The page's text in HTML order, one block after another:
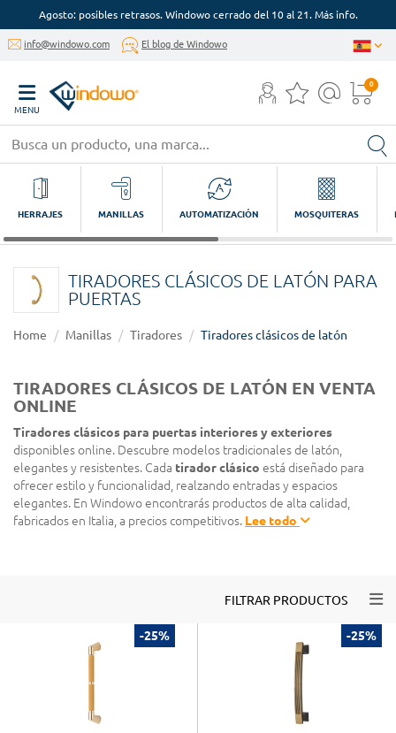
Agosto: posibles retrasos. Windowo cerrado del 10 al 21. Más info.
info@windowo.com El blog de Windowo
MENU
0
HERRAJES MANILLAS AUTOMATIZACIÓN MOSQUITERAS
TIRADORES CLÁSICOS DE LATÓN PARA
PUERTAS
Home Manillas Tiradores Tiradores clásicos de latón
TIRADORES CLÁSICOS DE LATÓN EN VENTA
ONLINE
Tiradores clásicos para puertas interiores y exteriores
disponibles online. Descubre modelos tradicionales de latón,
elegantes y resistentes. Cada tirador clásico está diseñado para
ofrecer estilo y funcionalidad, realzando entradas y espacios
elegantes. En Windowo encontrarás productos de alta calidad,
fabricados en Italia, a precios competitivos. Lee todo
FILTRAR PRODUCTOS
-25% -25%